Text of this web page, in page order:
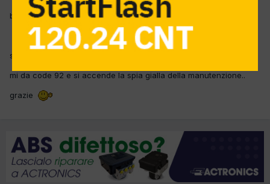
buon giorno a tutti..
sapete come si azzera service su questa car?
mi da code 92 e si accende la spia gialla della manutenzione..
grazie